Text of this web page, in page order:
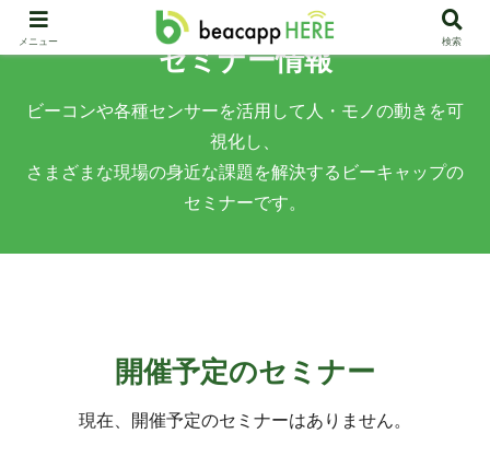
セミナー情報
ビーコンや各種センサーを活用して人・モノの動きを可
視化し、
さまざまな現場の身近な課題を解決するビーキャップの
セミナーです。
開催予定のセミナー
現在、開催予定のセミナーはありません。
メニュー 検索